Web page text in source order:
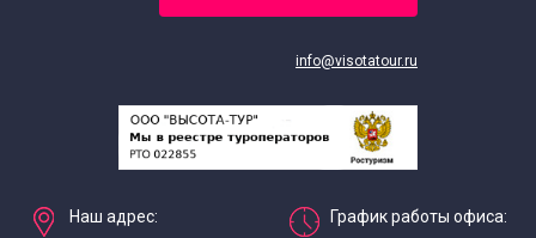
info@visotatour.ru
Наш адрес: График работы офиса: